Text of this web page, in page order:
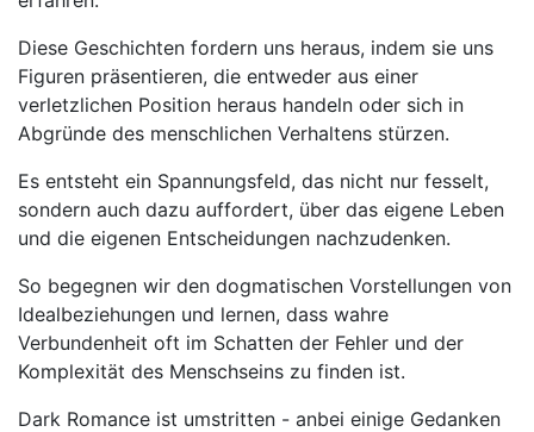
Diese Geschichten fordern uns heraus, indem sie uns
Figuren präsentieren, die entweder aus einer
verletzlichen Position heraus handeln oder sich in
Abgründe des menschlichen Verhaltens stürzen.
Es entsteht ein Spannungsfeld, das nicht nur fesselt,
sondern auch dazu auffordert, über das eigene Leben
und die eigenen Entscheidungen nachzudenken.
So begegnen wir den dogmatischen Vorstellungen von
Idealbeziehungen und lernen, dass wahre
Verbundenheit oft im Schatten der Fehler und der
Komplexität des Menschseins zu finden ist.
Dark Romance ist umstritten - anbei einige Gedanken